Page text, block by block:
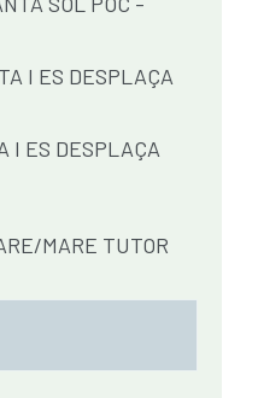
I ES DESPLAÇA
I ES DESPLAÇA
MARE TUTOR